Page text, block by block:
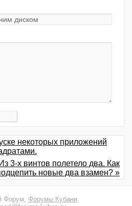
некоторых приложений
3-х винтов полетело два. Как
новые два взамен? »
Форум, Форумы Кубани.